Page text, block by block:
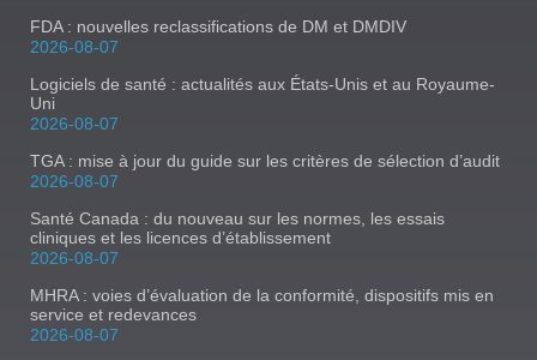
FDA : nouvelles reclassifications de DM et DMDIV
2026-08-07
Logiciels de santé : actualités aux États-Unis et au Royaume-
Uni
2026-08-07
TGA : mise à jour du guide sur les critères de sélection d’audit
2026-08-07
Santé Canada : du nouveau sur les normes, les essais
cliniques et les licences d’établissement
2026-08-07
MHRA : voies d’évaluation de la conformité, dispositifs mis en
service et redevances
2026-08-07